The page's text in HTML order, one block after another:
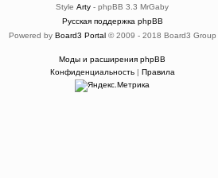
Style Arty - phpBB 3.3 MrGaby
Русская поддержка phpBB
Powered by Board3 Portal© 2009 - 2018 Board3 Group
Моды и расширения phpBB
Конфиденциальность| Правила